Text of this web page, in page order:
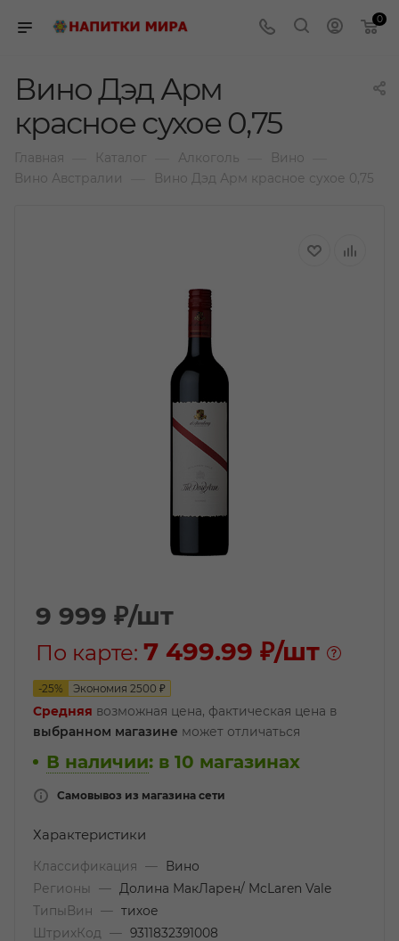
0
Вино Дэд Арм
красное сухое 0,75
Главная Каталог Алкоголь Вино
Вино Австралии Вино Дэд Арм красное сухое 0,75
9 999 ₽/шт
По карте: 7 499.99 ₽/шт
-25% Экономия 2500 ₽
Средняя возможная цена, фактическая цена в
выбранном магазине может отличаться
В наличии: в 10 магазинах
Самовывоз из магазина сети
Характеристики
Классификация —
Вино
Регионы
—
Долина МакЛарен/ McLaren Vale
ТипыВин
— тихое
ШтрихКод
— 9311832391008